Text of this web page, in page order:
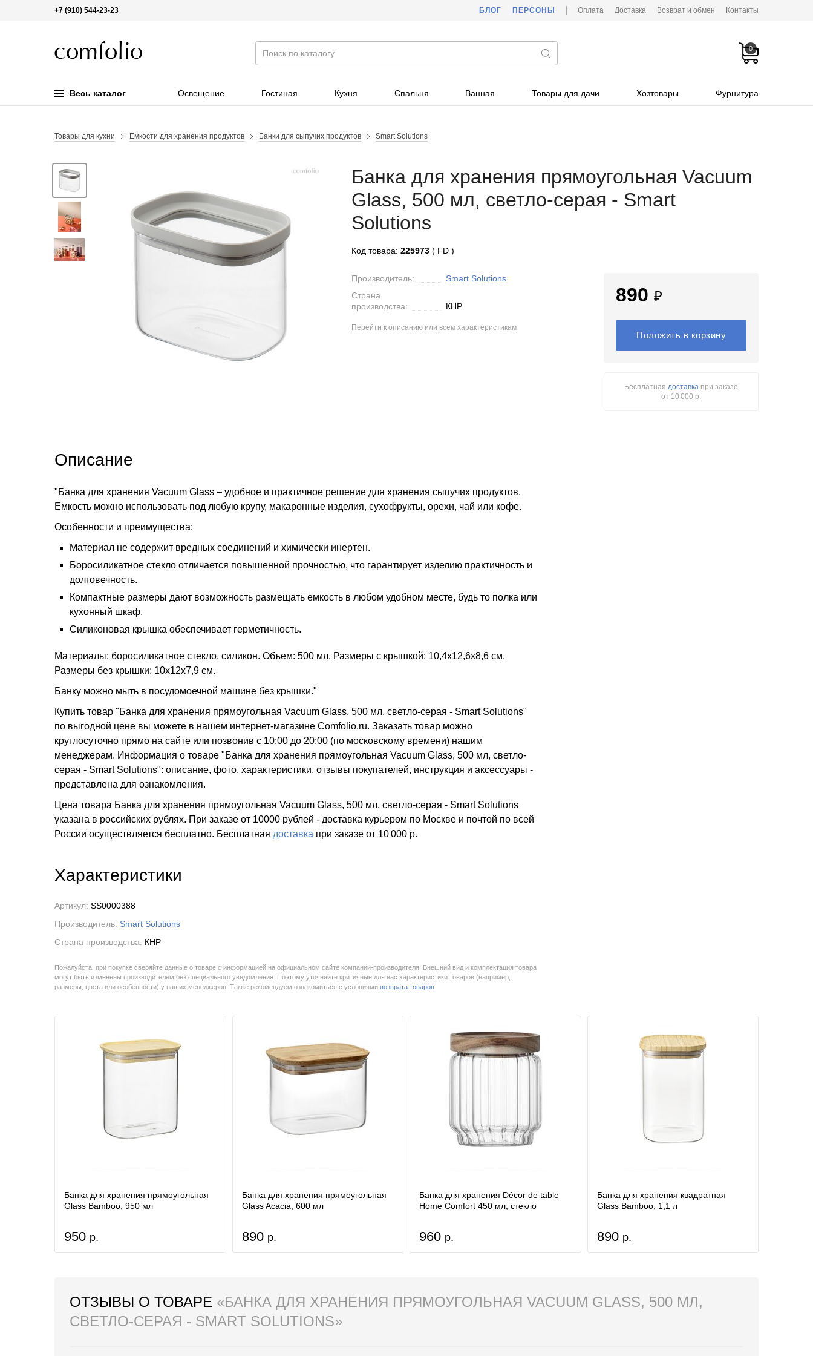
+7 (910) 544-23-23 БЛОГ ПЕРСОНЫ Оплата Доставка Возврат и обмен Контакты
0
Весь каталог Освещение Гостиная Кухня Спальня Ванная Товары для дачи Хозтовары Фурнитура
Товары для кухни Емкости для хранения продуктов Банки для сыпучих продуктов Smart Solutions
Банка для хранения прямоугольная Vacuum
Glass, 500 мл, светло-серая - Smart
Solutions
Код товара: 225973 ( FD )
Производитель:
Smart Solutions
Страна
производства:
КНР
Перейти к описаниюили всем характеристикам
890 ₽
Положить в корзину
Бесплатнаядоставка при заказе
от 10 000 р.
Описание
"Банка для хранения Vacuum Glass – удобное и практичное решение для хранения сыпучих продуктов.
Емкость можно использовать под любую крупу, макаронные изделия, сухофрукты, орехи, чай или кофе.
Особенности и преимущества:
Материал не содержит вредных соединений и химически инертен.
Боросиликатное стекло отличается повышенной прочностью, что гарантирует изделию практичность и
долговечность.
Компактные размеры дают возможность размещать емкость в любом удобном месте, будь то полка или
кухонный шкаф.
Силиконовая крышка обеспечивает герметичность.
Материалы: боросиликатное стекло, силикон. Объем: 500 мл. Размеры с крышкой: 10,4х12,6х8,6 см.
Размеры без крышки: 10х12х7,9 см.
Банку можно мыть в посудомоечной машине без крышки."
Купить товар "Банка для хранения прямоугольная Vacuum Glass, 500 мл, светло-серая - Smart Solutions"
по выгодной цене вы можете в нашем интернет-магазине Comfolio.ru. Заказать товар можно
круглосуточно прямо на сайте или позвонив с 10:00 до 20:00 (по московскому времени) нашим
менеджерам. Информация о товаре "Банка для хранения прямоугольная Vacuum Glass, 500 мл, светло-
серая - Smart Solutions": описание, фото, характеристики, отзывы покупателей, инструкция и аксессуары -
представлена для ознакомления.
Цена товара Банка для хранения прямоугольная Vacuum Glass, 500 мл, светло-серая - Smart Solutions
указана в российских рублях. При заказе от 10000 рублей - доставка курьером по Москве и почтой по всей
России осуществляется бесплатно. Бесплатная доставка при заказе от 10 000 р.
Характеристики
Артикул: SS0000388
Производитель: Smart Solutions
Страна производства: КНР
Пожалуйста, при покупке сверяйте данные о товаре с информацией на официальном сайте компании-производителя. Внешний вид и комплектация товара
могут быть изменены производителем без специального уведомления. Поэтому уточняйте критичные для вас характеристики товаров (например,
размеры, цвета или особенности) у наших менеджеров. Также рекомендуем ознакомиться с условиями возврата товаров
Банка для хранения прямоугольная
Glass Bamboo, 950 мл
950 р.
Банка для хранения прямоугольная
Glass Acacia, 600 мл
890 р.
Банка для хранения Décor de table
Home Comfort 450 мл, стекло
960 р.
Банка для хранения квадратная
Glass Bamboo, 1,1 л
890 р.
ОТЗЫВЫ О ТОВАРЕ «БАНКА ДЛЯ ХРАНЕНИЯ ПРЯМОУГОЛЬНАЯ VACUUM GLASS, 500 МЛ,
СВЕТЛО-СЕРАЯ - SMART SOLUTIONS»